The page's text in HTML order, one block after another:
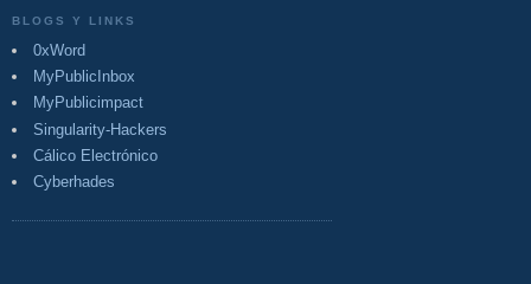
BLOGS Y LINKS
0xWord
MyPublicInbox
MyPublicimpact
Singularity-Hackers
Cálico Electrónico
Cyberhades